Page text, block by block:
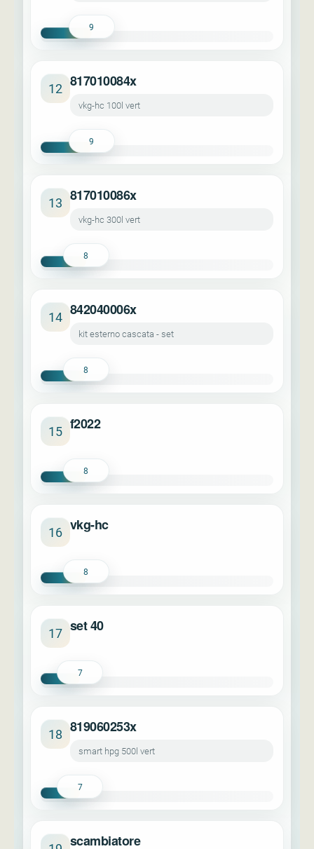
9
12 817010084x
vkg-hc 100l vert
9
13 817010086x
vkg-hc 300l vert
8
14 842040006x
kit esterno cascata - set
8
15 f2022
8
16 vkg-hc
8
17 set 40
7
18 819060253x
smart hpg 500l vert
7
scambiatore